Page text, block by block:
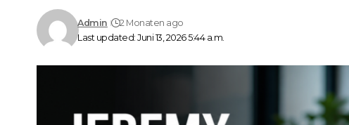
Last updated: Juni 13, 2026 5:44 a.m.
Admin 2 Monaten ago